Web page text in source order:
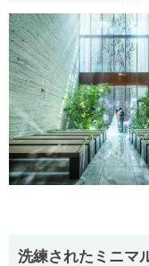
洗練されたミニマ